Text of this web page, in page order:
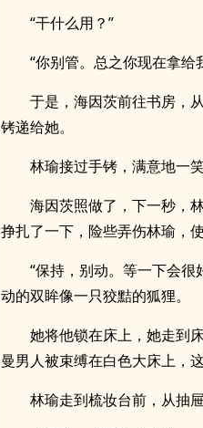
“干什么用？”
“你别管。总之你现在拿给
于是，海因茨前往书房，
铐递给她。
林瑜接过手铐，满意地一
海因茨照做了，下一秒，
挣扎了一下，险些弄伤林瑜，
“保持，别动。等一下会
动的双眸像一只狡黠的狐狸。
她将他锁在床上，她走到
曼男人被束缚在白色大床上，
林瑜走到梳妆台前，从抽